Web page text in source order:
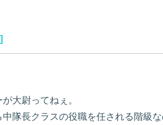
大尉ってねぇ。
中隊長クラスの役職を任される階級